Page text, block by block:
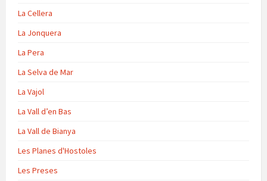
La Cellera
La Jonquera
La Pera
La Selva de Mar
La Vajol
La Vall d’en Bas
La Vall de Bianya
Les Planes d'Hostoles
Les Preses